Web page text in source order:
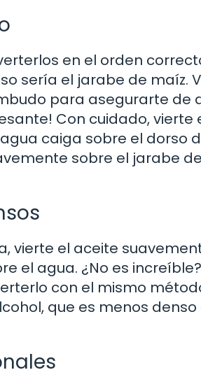
en el orden
sería el jarabe de maíz.
para asegurarte de
Con cuidado, vierte
caiga sobre el dorso
sobre el jarabe
vierte el aceite
el agua. ¿No es
con el mismo
que es menos denso